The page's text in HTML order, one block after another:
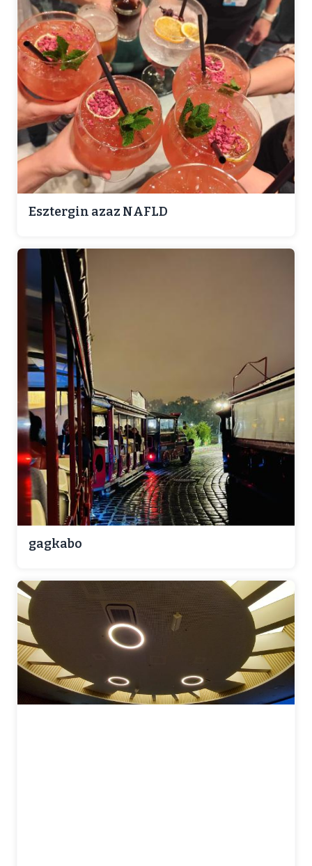
Esztergin azaz NAFLD
gagkabo